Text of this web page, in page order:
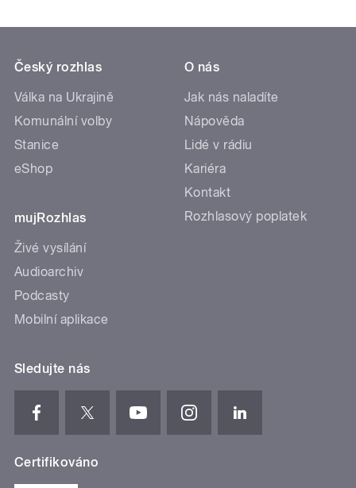
Český rozhlas
Válka na Ukrajině
Komunální volby
Stanice
eShop
mujRozhlas
Živé vysílání
Audioarchiv
Podcasty
Mobilní aplikace
O nás
Jak nás naladíte
Nápověda
Lidé v rádiu
Kariéra
Kontakt
Rozhlasový poplatek
Sledujte nás
Certifikováno